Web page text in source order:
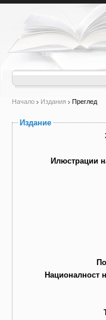
Начало Издания Преглед
Издание
Илюстрации
Националност